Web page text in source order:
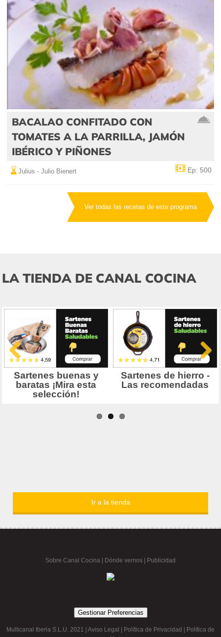
BACALAO CONFITADO CON
TOMATES A LA PARRILLA, JAMÓN
IBÉRICO Y PIÑONES
Julius - Julio Bienert Ep: 500
Ver todas las recetas de este programa
LA TIENDA DE CANAL COCINA
Ir a la tienda
Sobre Canal Cocina Dónde vernos | Publicidad
Gestionar Preferencias
Multicanal Iberia S.L.U. 2021 | Aviso Legal Política de Privacidad
Política de